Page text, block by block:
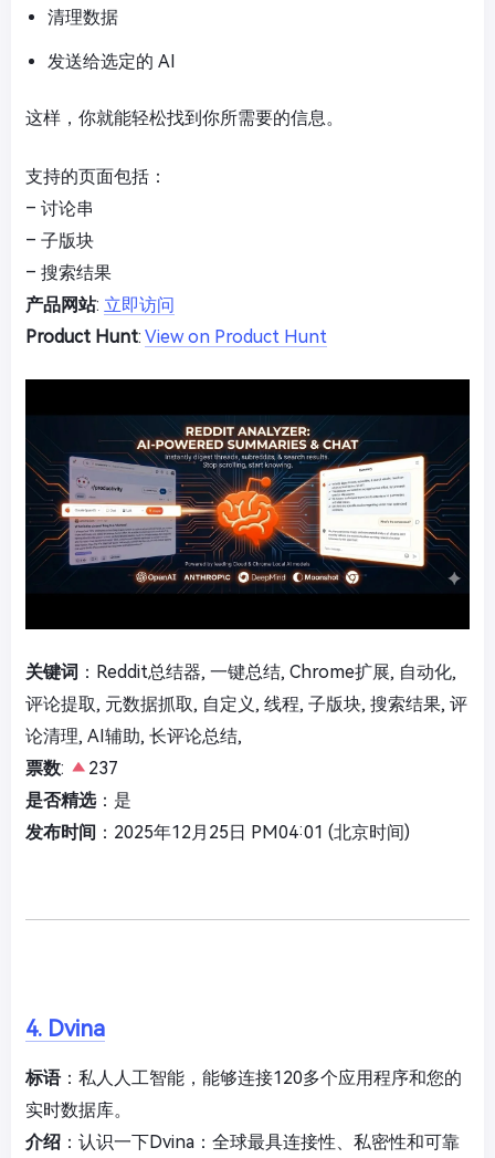
清理数据
发送给选定的 AI
这样，你就能轻松找到你所需要的信息。
支持的页面包括：
– 讨论串
– 子版块
– 搜索结果
产品网站: 立即访问
Product Hunt: View on Product Hunt
关键词 ：Reddit总结器, 一键总结, Chrome扩展, 自动化,
评论提取, 元数据抓取, 自定义, 线程, 子版块, 搜索结果, 评
论清理, AI辅助, 长评论总结,
票数:
237
是否精选：是
发布时间 ：2025年12月25日 PM04:01 (北京时间)
4. Dvina
标语：私人人工智能，能够连接120多个应用程序和您的
实时数据库。
介绍 ：认识一下Dvina：全球最具连接性、私密性和可靠